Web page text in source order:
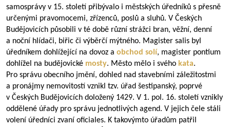
samosprávy v 15. století přibývalo i městských úředníků s přesně
určenými pravomocemi, zřízenců, poslů a sluhů. V Českých
Budějovicích působili v té době různí strážci bran, věžní, denní
a noční hlídači, biřic či výběrčí mýtného. Magister salis byl
úředníkem dohlížející na dovoz a obchod solí, magister pontium
dohlížel na budějovické mosty. Město mělo i svého kata.
Pro správu obecního jmění, dohled nad stavebními záležitostmi
a pronájmy nemovitostí vznikl tzv. úřad šestipanský, poprvé
v Českých Budějovicích doložený 1429. V 1. pol. 16. století vznikly
oddělené úřady pro správu jednotlivých agend. V jejich čele stáli
volení úředníci zvaní oficiales. K takovýmto úřadům patřil